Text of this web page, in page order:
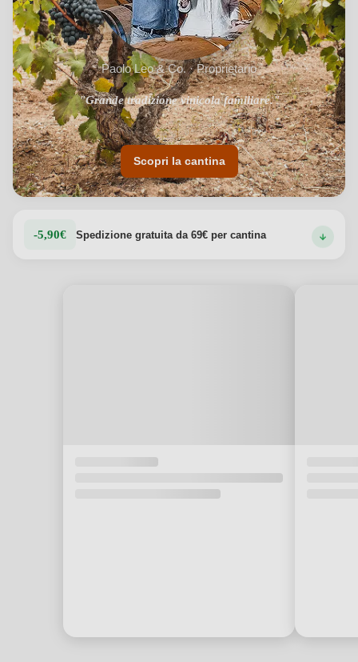
Paolo Leo & Co. · Proprietario
"Grande tradizione vinicola familiare."
"Vasta selezione di vini espressione del terroir pugliese."
Scopri la cantina
-5,90€ Spedizione gratuita da 69€ per cantina